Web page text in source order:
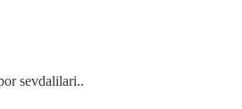
sevdalilari..